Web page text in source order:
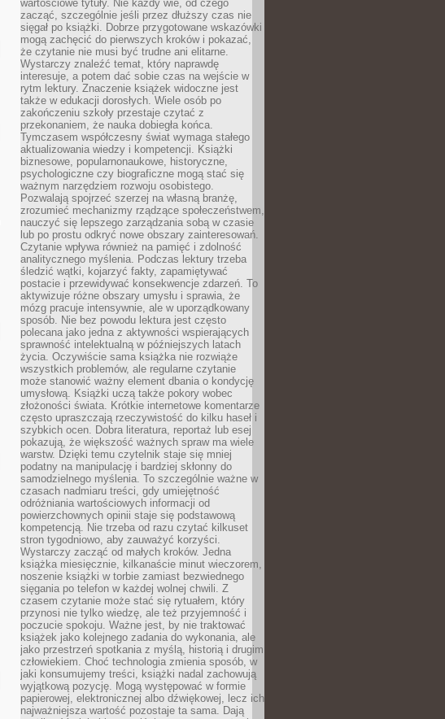
wartościowe tytuły. Nie każdy wie, od czego
zacząć, szczególnie jeśli przez dłuższy czas nie
sięgał po książki. Dobrze przygotowane wskazówki
mogą zachęcić do pierwszych kroków i pokazać,
że czytanie nie musi być trudne ani elitarne.
Wystarczy znaleźć temat, który naprawdę
interesuje, a potem dać sobie czas na wejście w
rytm lektury. Znaczenie książek widoczne jest
także w edukacji dorosłych. Wiele osób po
zakończeniu szkoły przestaje czytać z
przekonaniem, że nauka dobiegła końca.
Tymczasem współczesny świat wymaga stałego
aktualizowania wiedzy i kompetencji. Książki
biznesowe, popularnonaukowe, historyczne,
psychologiczne czy biograficzne mogą stać się
ważnym narzędziem rozwoju osobistego.
Pozwalają spojrzeć szerzej na własną branżę,
zrozumieć mechanizmy rządzące społeczeństwem,
nauczyć się lepszego zarządzania sobą w czasie
lub po prostu odkryć nowe obszary zainteresowań.
Czytanie wpływa również na pamięć i zdolność
analitycznego myślenia. Podczas lektury trzeba
śledzić wątki, kojarzyć fakty, zapamiętywać
postacie i przewidywać konsekwencje zdarzeń. To
aktywizuje różne obszary umysłu i sprawia, że
mózg pracuje intensywnie, ale w uporządkowany
sposób. Nie bez powodu lektura jest często
polecana jako jedna z aktywności wspierających
sprawność intelektualną w późniejszych latach
życia. Oczywiście sama książka nie rozwiąże
wszystkich problemów, ale regularne czytanie
może stanowić ważny element dbania o kondycję
umysłową. Książki uczą także pokory wobec
złożoności świata. Krótkie internetowe komentarze
często upraszczają rzeczywistość do kilku haseł i
szybkich ocen. Dobra literatura, reportaż lub esej
pokazują, że większość ważnych spraw ma wiele
warstw. Dzięki temu czytelnik staje się mniej
podatny na manipulację i bardziej skłonny do
samodzielnego myślenia. To szczególnie ważne w
czasach nadmiaru treści, gdy umiejętność
odróżniania wartościowych informacji od
powierzchownych opinii staje się podstawową
kompetencją. Nie trzeba od razu czytać kilkuset
stron tygodniowo, aby zauważyć korzyści.
Wystarczy zacząć od małych kroków. Jedna
książka miesięcznie, kilkanaście minut wieczorem,
noszenie książki w torbie zamiast bezwiednego
sięgania po telefon w każdej wolnej chwili. Z
czasem czytanie może stać się rytuałem, który
przynosi nie tylko wiedzę, ale też przyjemność i
poczucie spokoju. Ważne jest, by nie traktować
książek jako kolejnego zadania do wykonania, ale
jako przestrzeń spotkania z myślą, historią i drugim
człowiekiem. Choć technologia zmienia sposób, w
jaki konsumujemy treści, książki nadal zachowują
wyjątkową pozycję. Mogą występować w formie
papierowej, elektronicznej albo dźwiękowej, lecz ich
najważniejsza wartość pozostaje ta sama. Dają